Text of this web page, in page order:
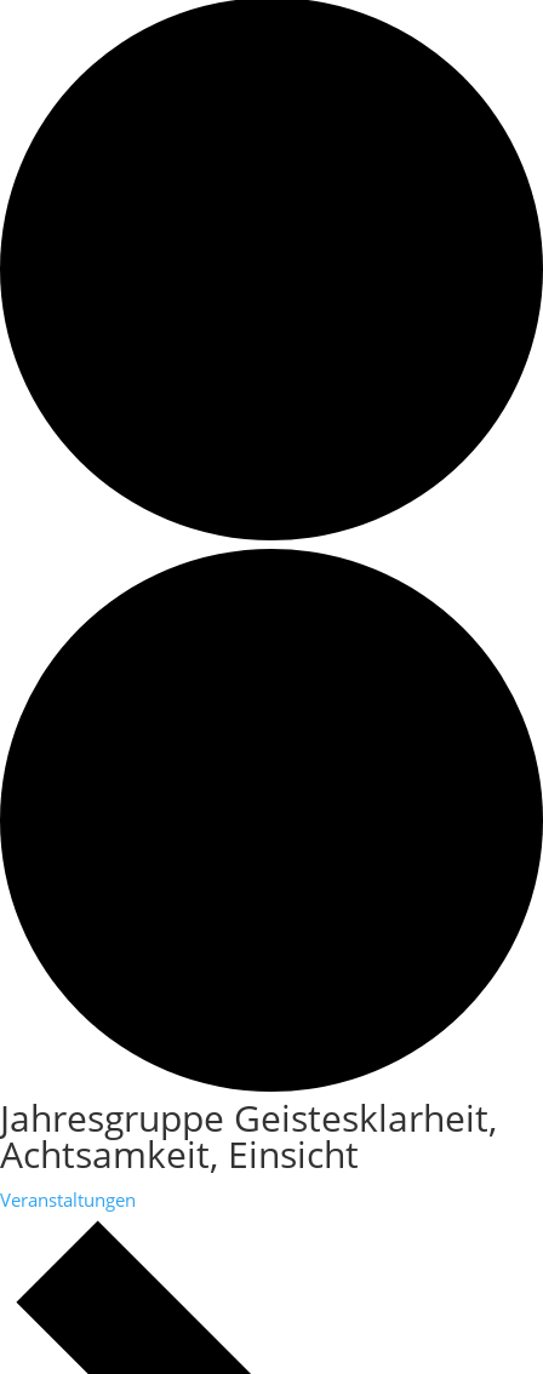
Jahresgruppe Geistesklarheit,
Achtsamkeit, Einsicht
Veranstaltungen